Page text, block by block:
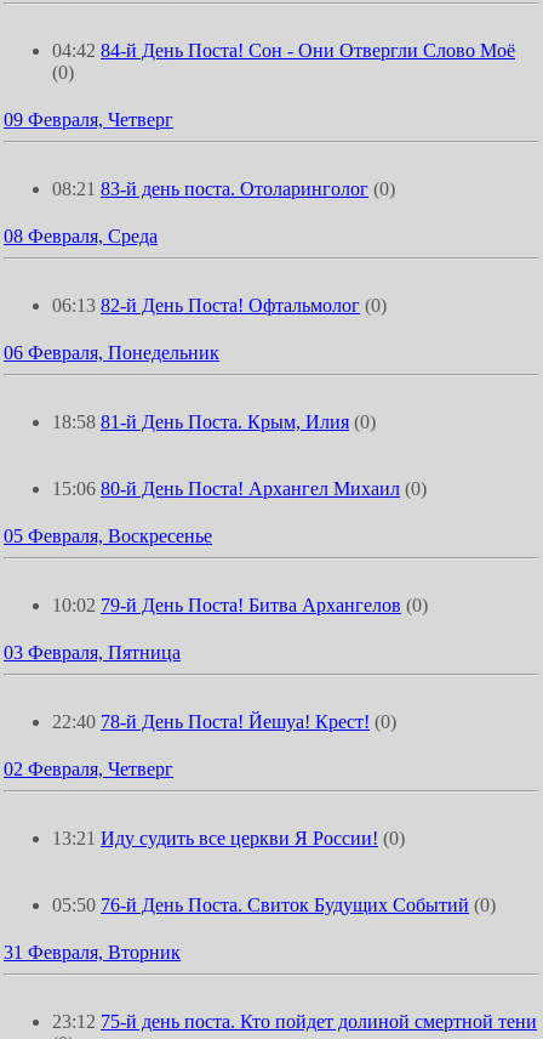
04:42 84-й День Поста! Сон - Они Отвергли Слово Моё
(0)
09 Февраля, Четверг
08:21 83-й день поста. Отоларинголог (0)
08 Февраля, Среда
06:13 82-й День Поста! Офтальмолог (0)
06 Февраля, Понедельник
18:58 81-й День Поста. Крым, Илия (0)
15:06 80-й День Поста! Архангел Михаил (0)
05 Февраля, Воскресенье
10:02 79-й День Поста! Битва Архангелов (0)
03 Февраля, Пятница
22:40 78-й День Поста! Йешуа! Крест! (0)
02 Февраля, Четверг
13:21 Иду судить все церкви Я России! (0)
05:50 76-й День Поста. Свиток Будущих Событий (0)
31 Февраля, Вторник
23:12 75-й день поста. Кто пойдет долиной смертной тени